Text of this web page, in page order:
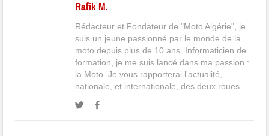
Rafik M.
Rédacteur et Fondateur de "Moto Algérie", je
suis un jeune passionné par le monde de la
moto depuis plus de 10 ans. Informaticien de
formation, je me suis lancé dans ma passion :
la Moto. Je vous rapporterai l'actualité,
nationale, et internationale, des deux roues.